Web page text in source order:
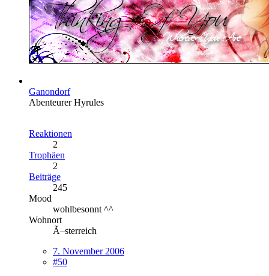
Ganondorf
Abenteurer Hyrules
Reaktionen
2
Trophäen
2
Beiträge
245
Mood
wohlbesonnt ^^
Wohnort
Ã–sterreich
7. November 2006
#50